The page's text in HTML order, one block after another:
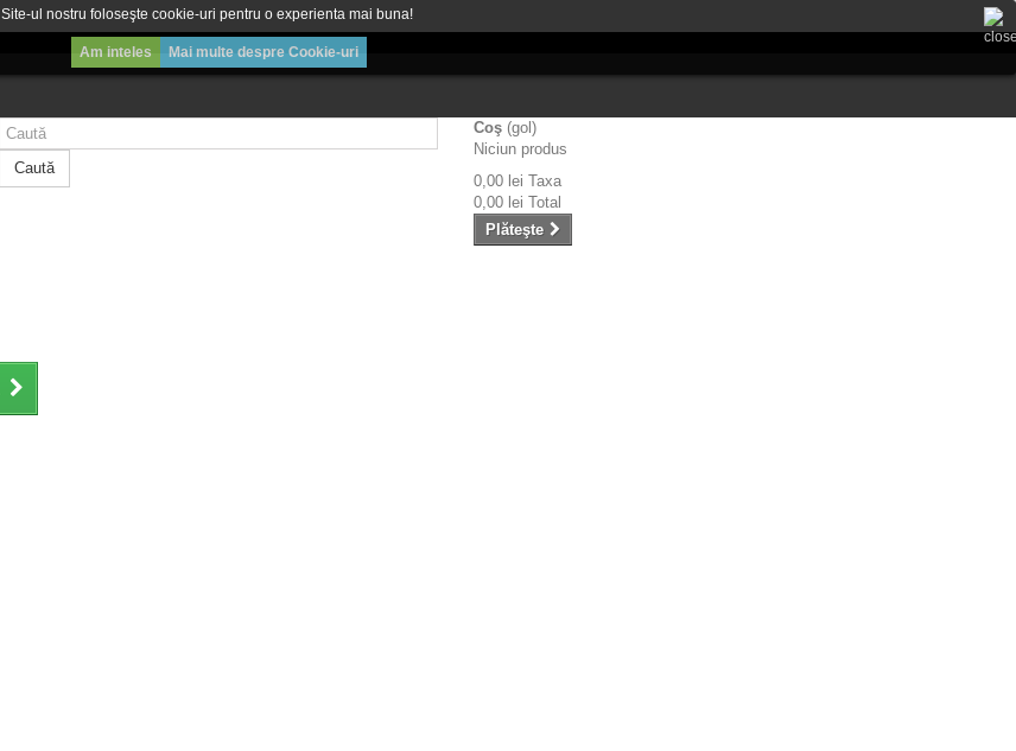
Caută
Coş (gol)
Niciun produs
0,00 lei Taxa
0,00 lei Total
Plăteşte
Site-ul nostru foloseşte cookie-uri pentru o experienta mai buna!
Am inteles Mai multe despre Cookie-uri